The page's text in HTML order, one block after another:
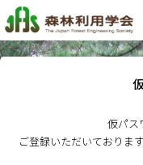
仮パス
ご登録いただいておりま